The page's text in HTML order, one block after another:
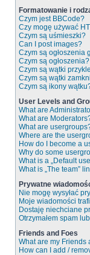
Formatowanie i
Czym jest BBCode?
Czy mogę używać
Czym są uśmieszki?
Can I post images?
Czym są ogłoszenia
Czym są ogłoszenia?
Czym są wątki
Czym są wątki
Czym są ikony
User Levels and
What are
What are
What are
Where are the
How do I become a
Why do some
What is a „Default
What is „The team”
Prywatne
Nie mogę wysyłać
Moje wiadomości
Dostaję niechciane
Otrzymałem spam
Friends and Foes
What are my Friends
How can I add /